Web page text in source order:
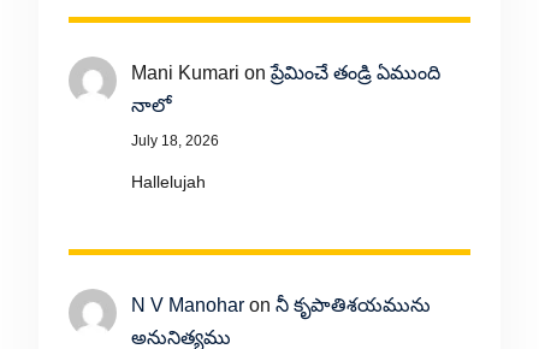
Mani Kumari onప్రేమించే తండ్రి ఏముంది
నాలో
July 18, 2026
Hallelujah
N V Manoharon నీ కృపాతిశయమును
అనునిత్యము